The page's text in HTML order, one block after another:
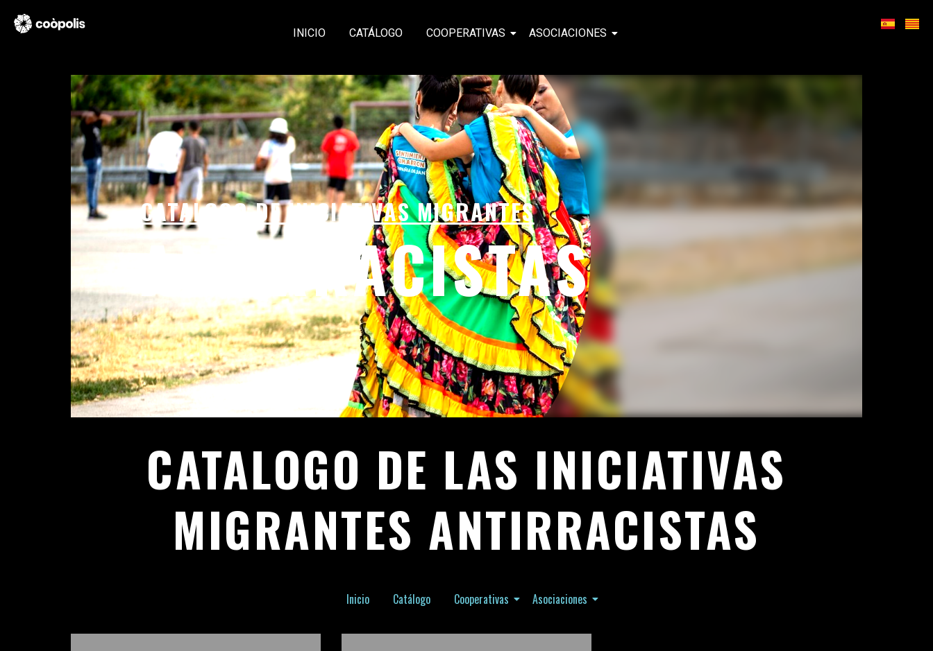
INICIO CATÁLOGO COOPERATIVAS ASOCIACIONES
CATALOGO DE INICIATIVAS MIGRANTES
ANTIRRACISTAS
CATALOGO DE LAS INICIATIVAS
MIGRANTES ANTIRRACISTAS
Inicio Catálogo Cooperativas Asociaciones